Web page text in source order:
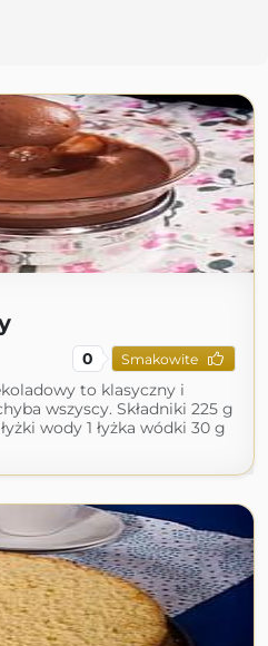
0 Smakowite
to klasyczny i
wszyscy. Składniki 225 g
wody 1 łyżka wódki 30 g